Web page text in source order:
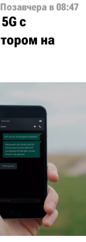
Позавчера в 08:47
с
на